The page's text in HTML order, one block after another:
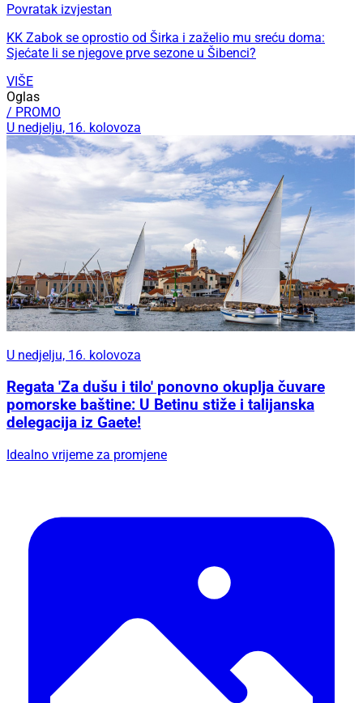
Povratak izvjestan
KK Zabok se oprostio od Širka i zaželio mu sreću doma:
Sjećate li se njegove prve sezone u Šibenci?
VIŠE
Oglas
/ PROMO
U nedjelju, 16. kolovoza
U nedjelju, 16. kolovoza
Regata 'Za dušu i tilo' ponovno okuplja čuvare
pomorske baštine: U Betinu stiže i talijanska
delegacija iz Gaete!
Idealno vrijeme za promjene